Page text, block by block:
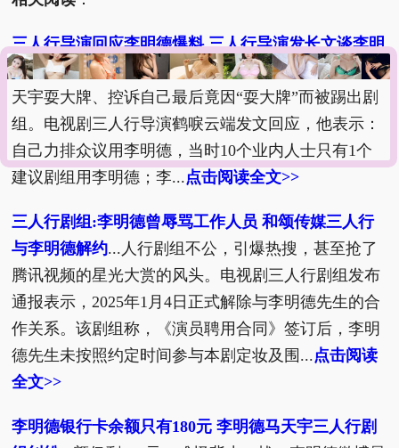
三人行导演回应李明德爆料 三人行导演发长文谈李明
德马天宇...称在三人行剧组遭受不公平待遇、爆料马
天宇耍大牌、控诉自己最后竟因“耍大牌”而被踢出剧
组。电视剧三人行导演鹤唳云端发文回应，他表示：
自己力排众议用李明德，当时10个业内人士只有1个
建议剧组用李明德；李...点击阅读全文>>
三人行剧组:李明德曾辱骂工作人员 和颂传媒三人行
与李明德解约...人行剧组不公，引爆热搜，甚至抢了
腾讯视频的星光大赏的风头。电视剧三人行剧组发布
通报表示，2025年1月4日正式解除与李明德先生的合
作关系。该剧组称，《演员聘用合同》签订后，李明
德先生未按照约定时间参与本剧定妆及围...点击阅读
全文>>
李明德银行卡余额只有180元 李明德马天宇三人行剧